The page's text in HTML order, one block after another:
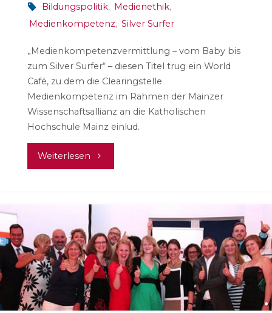
Bildungspolitik, Medienethik,
Medienkompetenz, Silver Surfer
„Medienkompetenzvermittlung – vom Baby bis
zum Silver Surfer“ – diesen Titel trug ein World
Café, zu dem die Clearingstelle
Medienkompetenz im Rahmen der Mainzer
Wissenschaftsallianz an die Katholischen
Hochschule Mainz einlud.
Weiterlesen "Medienkompetenzvermittlung
alle
Lebensalter"